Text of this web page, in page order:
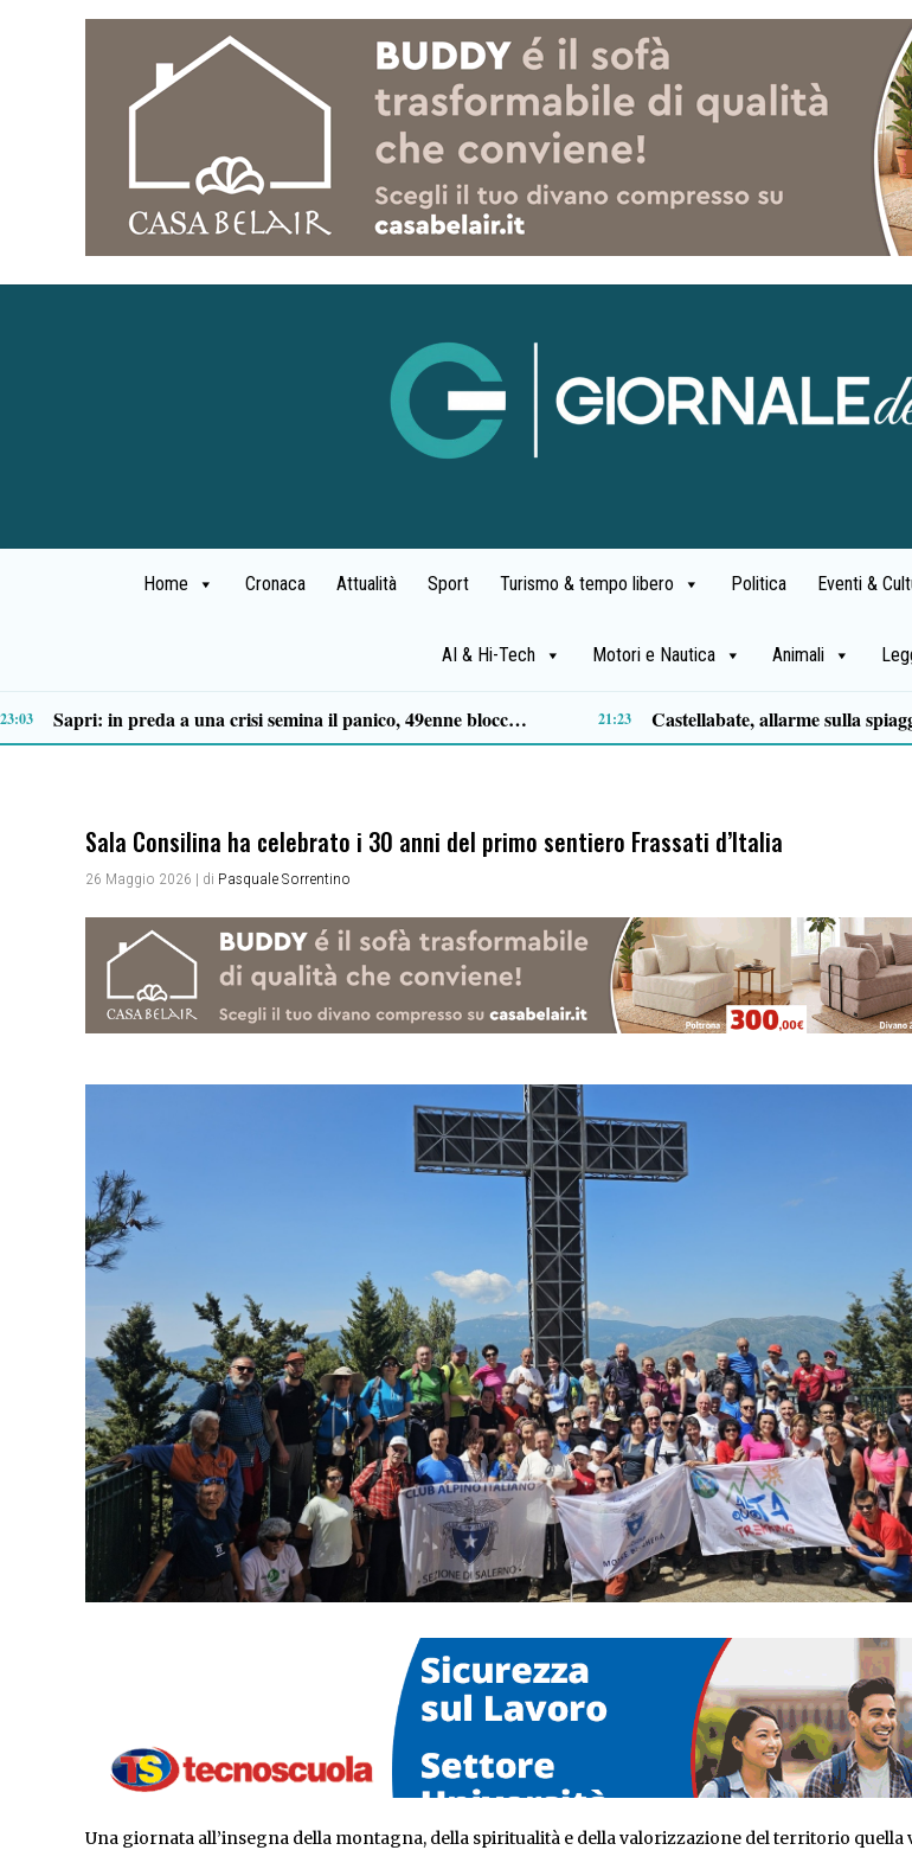
Home Cronaca Attualità Sport Turismo & tempo libero Politica Eventi &
AI & Hi-Tech Motori e Nautica Animali
14:49 Premio Terre del Bussento, si alza il sipario: stasera Roberto Fico apre l’11ª edizione 14:35
Sala Consilina ha celebrato i 30 anni del primo sentiero Frassati d’Italia
26 Maggio 2026 | di Pasquale Sorrentino
Una giornata all’insegna della montagna, della spiritualità e della valorizzazione del territorio quella